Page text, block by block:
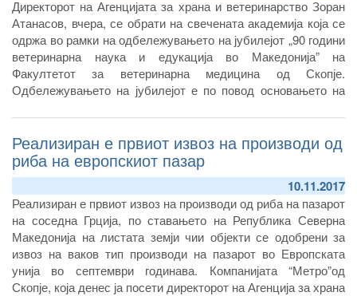
Директорот на Агенцијата за храна и ветеринарство Зоран
Атанасов, вчера, се обрати на свечената академија која се
одржа во рамки на одбележувањето на јубилејот „90 години
ветеринарна наука и едукација во Македонија” на
Факултетот за ветеринарна медицина од Скопје.
Одбележувањето на јубилејот е по повод основањето на
Македонија, Ветеринарно одделение во рамки на
Хигиенскиот завод во Скопје основан 1927 година, од кој
подоцна настанува Ветеринарниот институт кој, пак, од
2004 година работи во рамки на Факултетот за ветеринарна
Реализиран е првиот извоз на производи од
риба на европскиот пазар
10.11.2017
Реализиран е првиот извоз на производи од риба на пазарот
на соседна Грција, по ставањето на Република Северна
Македонија на листата земји чии објекти се одобрени за
извоз на ваков тип производи на пазарот во Европската
унија во септември годинава. Компанијата “Метро”од
Скопје, која денес ја посети директорот на Агенција за храна